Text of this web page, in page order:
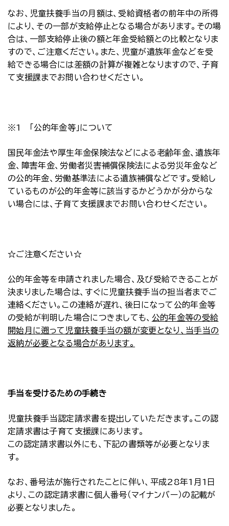
なお、児童扶養手当の月額は、受給資格者の前年中の所得
により、その一部が支給停止となる場合があります。その場
合は、一部支給停止後の額と年金受給額との比較となりま
すので、ご注意ください。また、児童が遺族年金などを受
給できる場合には差額の計算が複雑となりますので、子育
て支援課までお問い合わせください。
※1 「公的年金等」について
国民年金法や厚生年金保険法などによる老齢年金、遺族年
金、障害年金、労働者災害補償保険法による労災年金など
の公的年金、労働基準法による遺族補償などです。受給し
ているものが公的年金等に該当するかどうかが分からな
い場合には、子育て支援課までお問い合わせください。
☆ご注意ください☆
公的年金等を申請されました場合、及び受給できることが
決まりました場合は、すぐに児童扶養手当の担当者までご
連絡ください。この連絡が遅れ、後日になって公的年金等
の受給が判明した場合につきましても、 公的年金等の受給
開始月に遡って児童扶養手当の額が変更となり、当手当の
返納が必要となる場合があります。
手当を受けるための手続き
児童扶養手当認定請求書を提出していただきます。この認
定請求書は子育て支援課にあります。
この認定請求書以外にも、下記の書類等が必要となりま
す。
なお、番号法が施行されたことに伴い、平成28年1月1日
より、この認定請求書に個人番号（マイナンバー）の記載が
必要となりました。